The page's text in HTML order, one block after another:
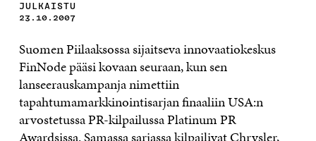
JULKAISTU
23.10.2007
Suomen Piilaaksossa sijaitseva innovaatiokeskus
FinNode pääsi kovaan seuraan, kun sen
lanseerauskampanja nimettiin
tapahtumamarkkinointisarjan finaaliin USA:n
arvostetussa PR-kilpailussa Platinum PR
Awardsissa. Samassa sarjassa kilpailivat Chrysler,